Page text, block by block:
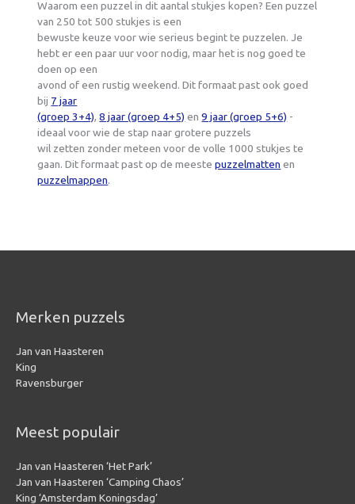
Waarom een puzzel in dit aantal stukjes kopen? Een puzzel
van 250 tot 500 stukjes is een
bewuste keuze voor wie serieus begint te puzzelen. Je
hebt er een paar uur voor nodig, maar het is nog goed te
doen op een
avond of een rustig weekend. Dit formaat past ook goed
bij 7 jaar
(groep 3+4),8 jaar (groep 4+5) en9 jaar (groep 5+6) -
ideaal voor wie de stap naar grotere puzzels
wil zetten zonder meteen voor de volle 1000 stukjes te
gaan. Dit formaat past op de meestepuzzelmatten en
puzzelmappen.
Merken puzzels
Jan van Haasteren
King
Ravensburger
Meest populair
Jan van Haasteren ‘Het Park’
Jan van Haasteren ‘Camping Chaos’
King ‘Amsterdam Koningsdag’